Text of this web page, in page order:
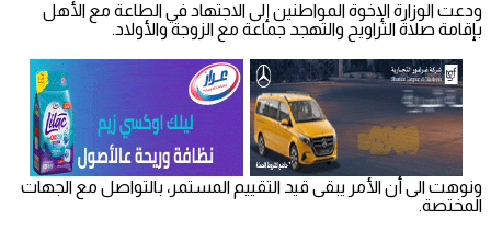
ودعت الوزارة الإخوة المواطنين إلى الاجتهاد في الطاعة مع الأهل
بإقامة صلاة التراويح والتهجد جماعة مع الزوجة والأولاد.
ونوهت الى أن الأمر يبقى قيد التقييم المستمر، بالتواصل مع الجهات
المختصة.